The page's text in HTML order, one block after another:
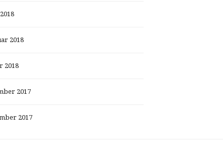
2018
2018
2017
2017